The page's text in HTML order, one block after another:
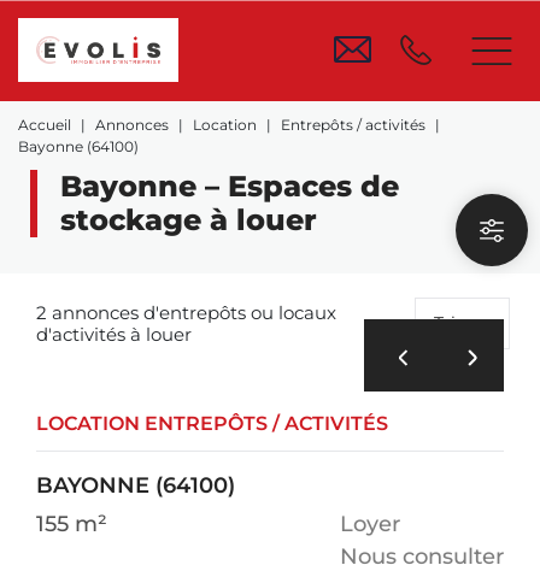
Accueil Annonces Location
Entrepôts / activités
Bayonne (64100)
Bayonne – Espaces de
stockage à louer
2 annonces d'entrepôts ou locaux
d'activités à louer
Trier
LOCATION ENTREPÔTS / ACTIVITÉS
BAYONNE (64100)
155 m²
Loyer
Nous consulter